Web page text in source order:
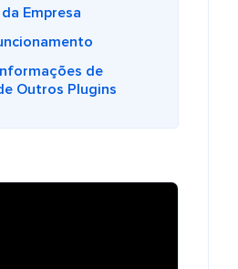
Empresa
de
Outros Plugins